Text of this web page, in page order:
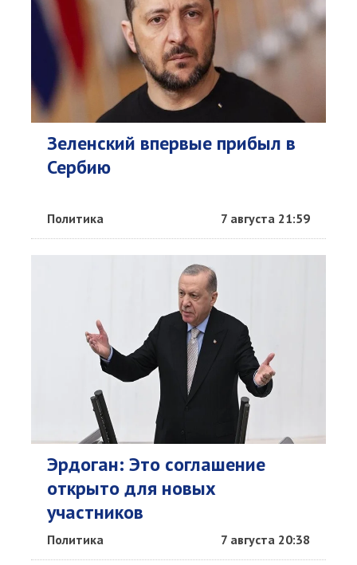
Зеленский впервые прибыл в
Сербию
Политика 7 августа 21:59
Эрдоган: Это соглашение
открыто для новых
участников
Политика 7 августа 20:38